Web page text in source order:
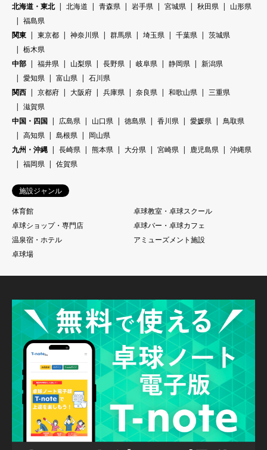
北海道・東北
北海道 青森県 岩手県 宮城県 秋田県
山形県
福島県
関東
東京都 神奈川県 群馬県 埼玉県 千葉県
茨城県
栃木県
中部
福井県 山梨県 長野県 岐阜県 静岡県
新潟県
愛知県
富山県
石川県
関西
京都府 大阪府 兵庫県 奈良県 和歌山県
三重県
滋賀県
中国・四国
広島県 山口県 徳島県 香川県 愛媛県
鳥取県
高知県
島根県
岡山県
九州・沖縄
長崎県 熊本県 大分県 宮崎県 鹿児島県
沖縄県
福岡県
佐賀県
施設ジャンル
体育館
卓球教室・卓球スクール
卓球ショップ・専門店
卓球バー・卓球カフェ
温泉宿・ホテル
アミューズメント施設
卓球場